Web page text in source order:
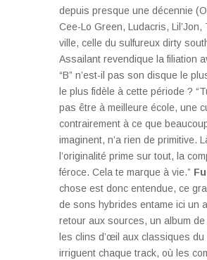
depuis presque une décennie
Cee-Lo Green, Ludacris, Lil’Jon,
ville, celle du sulfureux dirty
Assailant revendique la filiation
“B” n’est-il pas son disque le
le plus fidèle à cette période ?
pas être à meilleure école, une
contrairement à ce que
imaginent, n’a rien de primitive.
l’originalité prime sur tout, la
féroce. Cela te marque à vie.”
chose est donc entendue, ce
de sons hybrides entame ici un
retour aux sources, un album de
les clins d’œil aux classiques du
irriguent chaque track, où les